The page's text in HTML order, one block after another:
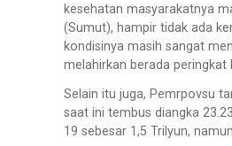
kesehatan masyarakatnya
(Sumut), hampir tidak ada
kondisinya masih sangat
melahirkan berada peringkat
Selain itu juga, Pemrpovsu
saat ini tembus diangka
19 sebesar 1,5 Trilyun,